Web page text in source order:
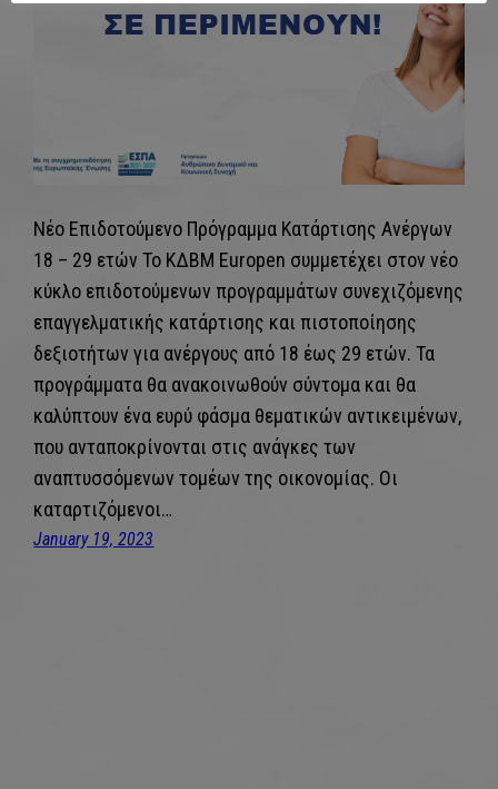
Νέο Επιδοτούμενο Πρόγραμμα Κατάρτισης Ανέργων
18 – 29 ετών Το ΚΔΒΜ Europen συμμετέχει στον νέο
κύκλο επιδοτούμενων προγραμμάτων συνεχιζόμενης
επαγγελματικής κατάρτισης και πιστοποίησης
δεξιοτήτων για ανέργους από 18 έως 29 ετών. Τα
προγράμματα θα ανακοινωθούν σύντομα και θα
καλύπτουν ένα ευρύ φάσμα θεματικών αντικειμένων,
που ανταποκρίνονται στις ανάγκες των
αναπτυσσόμενων τομέων της οικονομίας. Οι
καταρτιζόμενοι…
January 19, 2023